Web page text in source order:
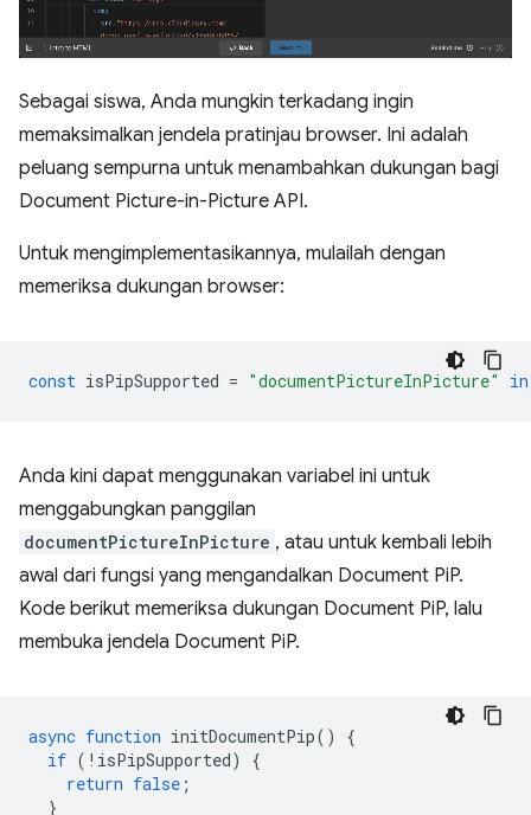
Sebagai siswa, Anda mungkin terkadang ingin
memaksimalkan jendela pratinjau browser. Ini adalah
peluang sempurna untuk menambahkan dukungan bagi
Document Picture-in-Picture API.
Untuk mengimplementasikannya, mulailah dengan
memeriksa dukungan browser:
const isPipSupported = "documentPictureInPicture" in
Anda kini dapat menggunakan variabel ini untuk
menggabungkan panggilan
documentPictureInPicture , atau untuk kembali lebih
awal dari fungsi yang mengandalkan Document PiP.
Kode berikut memeriksa dukungan Document PiP, lalu
membuka jendela Document PiP.
async function initDocumentPip()
{
if ( ! isPipSupported)
{
return false ;
}